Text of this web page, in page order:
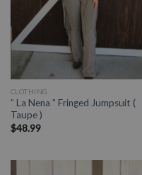
CLOTHING
” La Nena ” Fringed Jumpsuit (
Taupe )
$48.99